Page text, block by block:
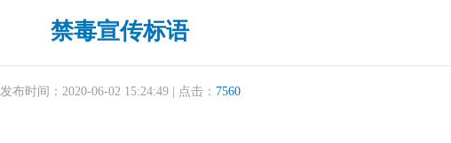
禁毒宣传标语
发布时间：2020-06-02 15:24:49 | 点击： 7560